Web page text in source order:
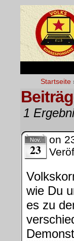
WAS
Startseite
1
Nov.
23
on
wie Du
es zu